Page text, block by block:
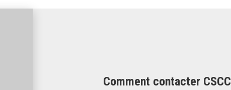
Comment contacter CSCC